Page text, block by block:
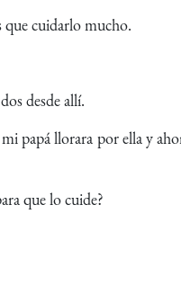
que cuidarlo mucho.
desde allí.
papá llorara por ella y
que lo cuide?